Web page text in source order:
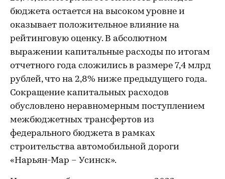
бюджета остается на высоком уровне и
оказывает положительное влияние на
рейтинговую оценку. В абсолютном
выражении капитальные расходы по итогам
отчетного года сложились в размере 7,4 млрд
рублей, что на 2,8% ниже предыдущего года.
Сокращение капитальных расходов
обусловлено неравномерным поступлением
межбюджетных трансфертов из
федерального бюджета в рамках
строительства автомобильной дороги
«Нарьян-Мар – Усинск».